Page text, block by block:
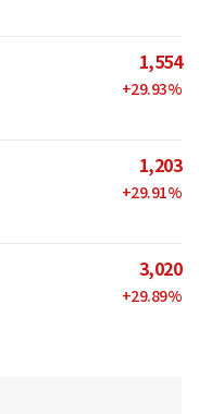
1,554
+29.93%
1,203
+29.91%
3,020
+29.89%